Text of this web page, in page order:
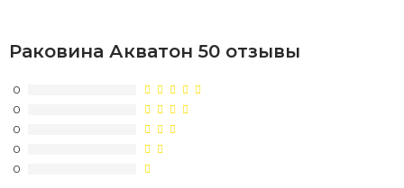
Раковина Акватон 50 отзывы
0
0
0
0
0